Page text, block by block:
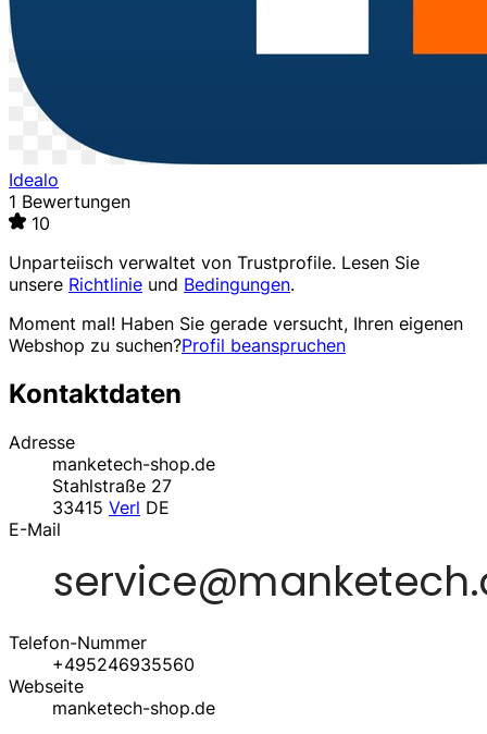
Idealo
1 Bewertungen
10
Unparteiisch verwaltet von Trustprofile. Lesen Sie
unsere Richtlinie und Bedingungen.
Moment mal! Haben Sie gerade versucht, Ihren eigenen
Webshop zu suchen?Profil beanspruchen
Kontaktdaten
Adresse
manketech-shop.de
Stahlstraße 27
33415 Verl DE
E-Mail
Telefon-Nummer
+495246935560
Webseite
manketech-shop.de